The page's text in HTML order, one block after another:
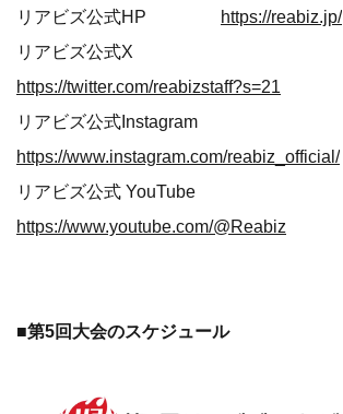
リアビズ公式HP https://reabiz.jp/
リアビズ公式X
https://twitter.com/reabizstaff?s=21
リアビズ公式Instagram
https://www.instagram.com/reabiz_official/
リアビズ公式 YouTube
https://www.youtube.com/@Reabiz
■第5回大会のスケジュール